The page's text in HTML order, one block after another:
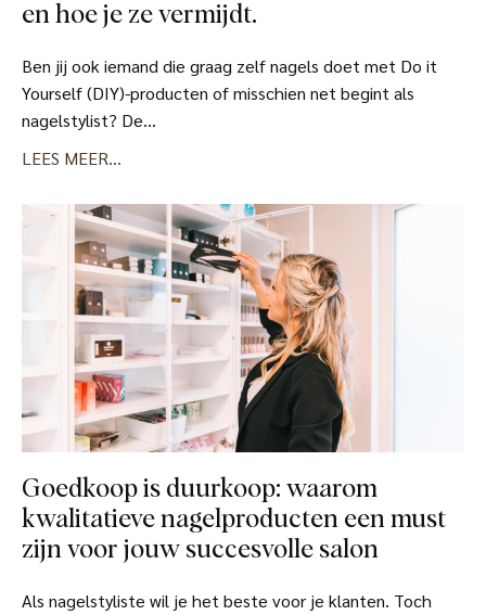
en hoe je ze vermijdt.
Ben jij ook iemand die graag zelf nagels doet met Do it
Yourself (DIY)-producten of misschien net begint als
nagelstylist? De...
LEES MEER...
Goedkoop is duurkoop: waarom
kwalitatieve nagelproducten een must
zijn voor jouw succesvolle salon
Als nagelstyliste wil je het beste voor je klanten. Toch